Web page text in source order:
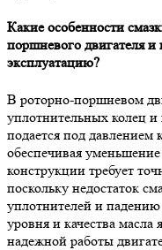
Какие особенности
поршневого двигателя
эксплуатацию?
В роторно-поршневом
уплотнительных колец
подается под давлением
обеспечивая
конструкции требует
поскольку недостаток
уплотнителей и
уровня и качества масла
надежной работы